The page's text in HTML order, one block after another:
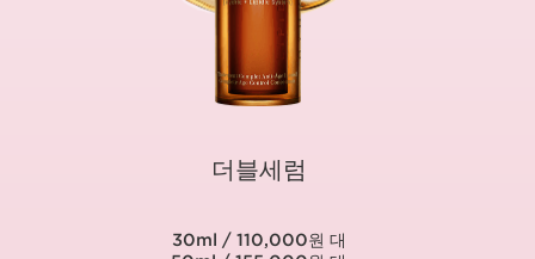
더블세럼
30ml / 110,000원 대